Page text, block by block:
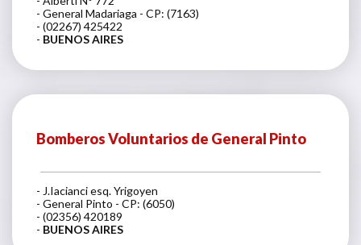
- General Madariaga - CP: (7163)
- (02267) 425422
- BUENOS AIRES
Bomberos Voluntarios de General Pinto
- J.Iacianci esq. Yrigoyen
- General Pinto - CP: (6050)
- (02356) 420189
- BUENOS AIRES